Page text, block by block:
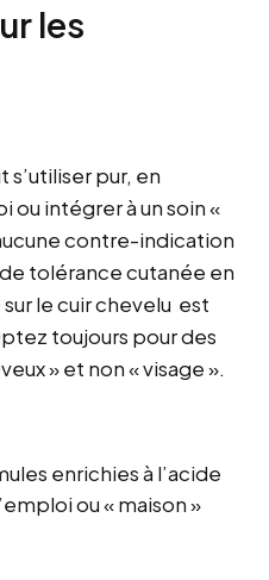
les
s’utiliser pur, en
ou intégrer à un soin «
contre-indication
tolérance cutanée en
le cuir chevelu est
toujours pour des
» et non « visage ».
enrichies à l’acide
ou « maison »